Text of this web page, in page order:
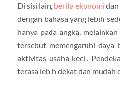
Di sisi lain, berita ekonomi dan
dengan bahasa yang lebih
hanya pada angka,
tersebut memengaruhi daya
aktivitas usaha kecil.
terasa lebih dekat dan mudah